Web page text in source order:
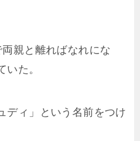
親と離ればなれにな
いた。
ディ」という名前をつけ